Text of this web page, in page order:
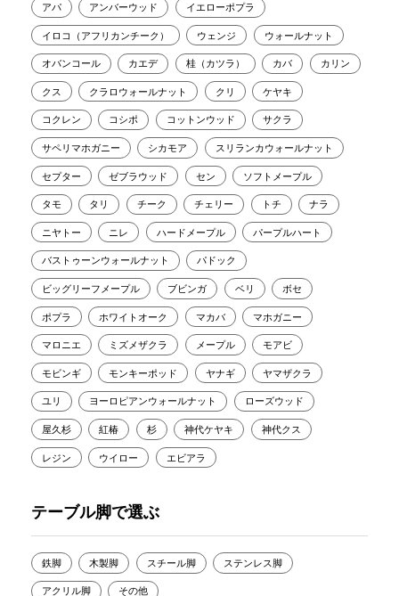
アパ アンバーウッド イエローポプラ
イロコ（アフリカンチーク） ウェンジ ウォールナット
オバンコール カエデ 桂（カツラ） カバ カリン
クス クラロウォールナット クリ ケヤキ
コクレン コシポ コットンウッド サクラ
サペリマホガニー シカモア スリランカウォールナット
セプター ゼブラウッド セン ソフトメープル
タモ タリ チーク チェリー トチ ナラ
ニヤトー ニレ ハードメープル パープルハート
バストゥーンウォールナット パドック
ビッグリーフメープル ブビンガ ベリ ボセ
ポプラ ホワイトオーク マカバ マホガニー
マロニエ ミズメザクラ メープル モアビ
モビンギ モンキーポッド ヤナギ ヤマザクラ
ユリ ヨーロピアンウォールナット ローズウッド
屋久杉 紅椿 杉 神代ケヤキ 神代クス
レジン ウイロー エビアラ
テーブル脚で選ぶ
鉄脚 木製脚 スチール脚 ステンレス脚
アクリル脚 その他